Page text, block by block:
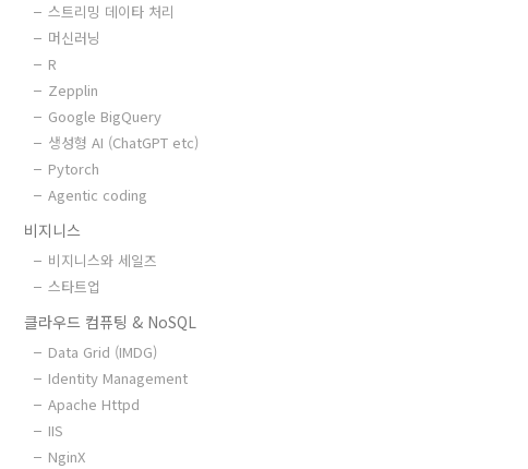
스트리밍 데이타 처리
머신러닝
R
Zepplin
Google BigQuery
생성형 AI (ChatGPT etc)
Pytorch
Agentic coding
비지니스
비지니스와 세일즈
스타트업
클라우드 컴퓨팅 & NoSQL
Data Grid (IMDG)
Identity Management
Apache Httpd
IIS
NginX